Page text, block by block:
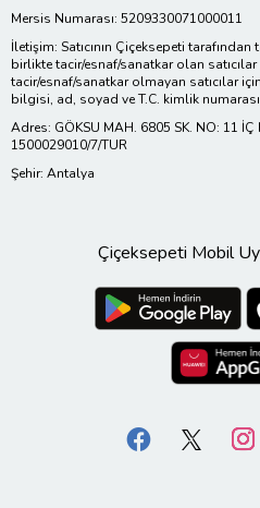
Mersis Numarası: 5209330071000011
İletişim: Satıcının Çiçeksepeti
birlikte tacir/esnaf/sanatkar olan
tacir/esnaf/sanatkar olmayan satıcılar
bilgisi, ad, soyad ve T.C. kimlik
Adres: GÖKSU MAH. 6805 SK. NO: 11 İÇ
1500029010/7/TUR
Şehir: Antalya
Çiçeksepeti Mobil